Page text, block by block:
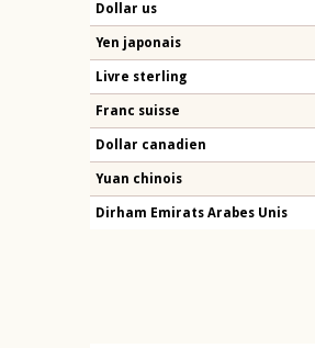
Dollar us
Yen japonais
Livre sterling
Franc suisse
Dollar canadien
Yuan chinois
Dirham Emirats Arabes Unis